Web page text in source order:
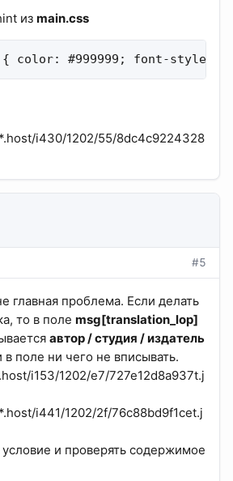
из main.css
color: #999999; font-style:
i430/1202/55/8dc4c9224328
#5
главная проблема. Если делать
то в поле msg[translation_lop]
автор / студия / издатель
в поле ни чего не вписывать.
i153/1202/e7/727e12d8a937t.j
i441/1202/2f/76c88bd9f1cet.j
и проверять содержимое